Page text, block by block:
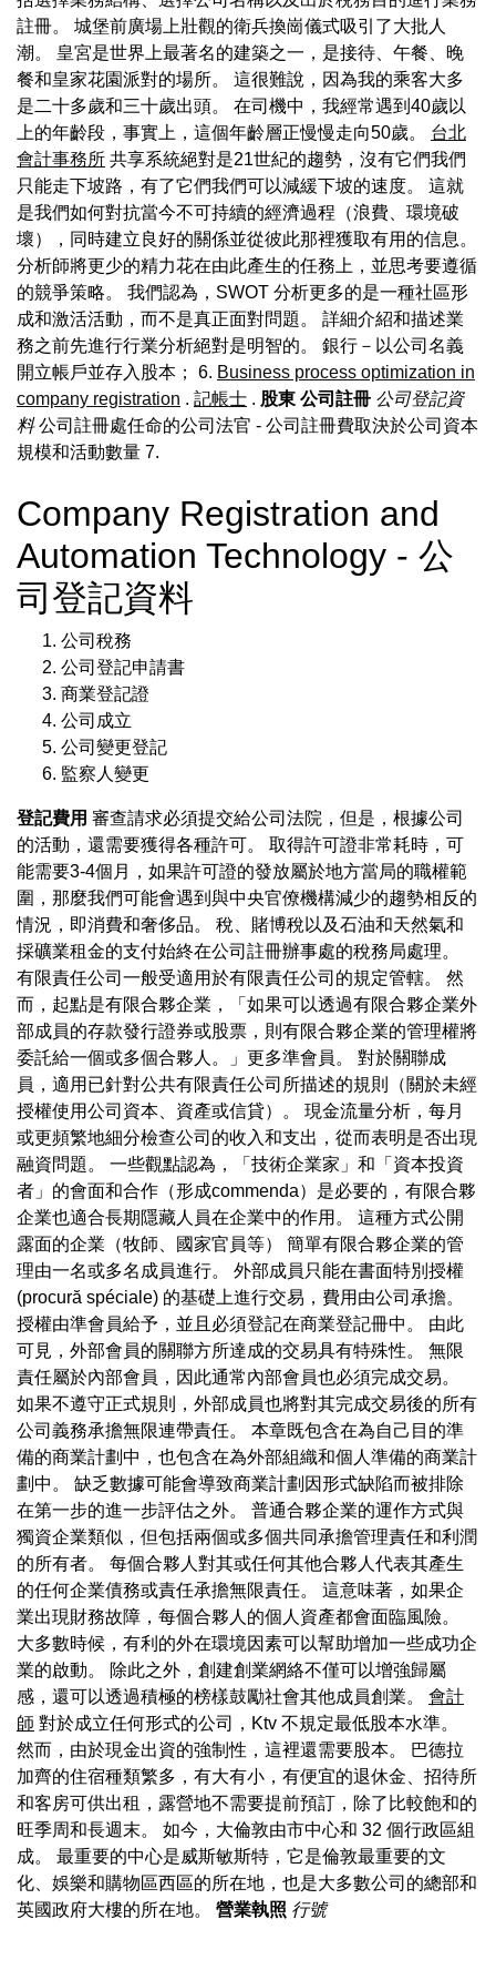
註冊。 城堡前廣場上壯觀的衛兵換崗儀式吸引了大批人
潮。 皇宮是世界上最著名的建築之一，是接待、午餐、晚
餐和皇家花園派對的場所。 這很難說，因為我的乘客大多
是二十多歲和三十歲出頭。 在司機中，我經常遇到40歲以
上的年齡段，事實上，這個年齡層正慢慢走向50歲。 台北
會計事務所 共享系統絕對是21世紀的趨勢，沒有它們我們
只能走下坡路，有了它們我們可以減緩下坡的速度。 這就
是我們如何對抗當今不可持續的經濟過程（浪費、環境破
壞），同時建立良好的關係並從彼此那裡獲取有用的信息。
分析師將更少的精力花在由此產生的任務上，並思考要遵循
的競爭策略。 我們認為，SWOT 分析更多的是一種社區形
成和激活活動，而不是真正面對問題。 詳細介紹和描述業
務之前先進行行業分析絕對是明智的。 銀行－以公司名義
開立帳戶並存入股本； 6. Business process optimization in
company registration . 記帳士 . 股東 公司註冊 公司登記資
料公司註冊處任命的公司法官 - 公司註冊費取決於公司資本
規模和活動數量 7.
Company Registration and
Automation Technology - 公
司登記資料
公司稅務
公司登記申請書
商業登記證
公司成立
公司變更登記
監察人變更
登記費用 審查請求必須提交給公司法院，但是，根據公司
的活動，還需要獲得各種許可。 取得許可證非常耗時，可
能需要3-4個月，如果許可證的發放屬於地方當局的職權範
圍，那麼我們可能會遇到與中央官僚機構減少的趨勢相反的
情況，即消費和奢侈品。 稅、賭博稅以及石油和天然氣和
採礦業租金的支付始終在公司註冊辦事處的稅務局處理。
有限責任公司一般受適用於有限責任公司的規定管轄。 然
而，起點是有限合夥企業，「如果可以透過有限合夥企業外
部成員的存款發行證券或股票，則有限合夥企業的管理權將
委託給一個或多個合夥人。」更多準會員。 對於關聯成
員，適用已針對公共有限責任公司所描述的規則（關於未經
授權使用公司資本、資產或信貸）。 現金流量分析，每月
或更頻繁地細分檢查公司的收入和支出，從而表明是否出現
融資問題。 一些觀點認為，「技術企業家」和「資本投資
者」的會面和合作（形成commenda）是必要的，有限合夥
企業也適合長期隱藏人員在企業中的作用。 這種方式公開
露面的企業（牧師、國家官員等） 簡單有限合夥企業的管
理由一名或多名成員進行。 外部成員只能在書面特別授權
(procură spéciale) 的基礎上進行交易，費用由公司承擔。
授權由準會員給予，並且必須登記在商業登記冊中。 由此
可見，外部會員的關聯方所達成的交易具有特殊性。 無限
責任屬於內部會員，因此通常內部會員也必須完成交易。
如果不遵守正式規則，外部成員也將對其完成交易後的所有
公司義務承擔無限連帶責任。 本章既包含在為自己目的準
備的商業計劃中，也包含在為外部組織和個人準備的商業計
劃中。 缺乏數據可能會導致商業計劃因形式缺陷而被排除
在第一步的進一步評估之外。 普通合夥企業的運作方式與
獨資企業類似，但包括兩個或多個共同承擔管理責任和利潤
的所有者。 每個合夥人對其或任何其他合夥人代表其產生
的任何企業債務或責任承擔無限責任。 這意味著，如果企
業出現財務故障，每個合夥人的個人資產都會面臨風險。
大多數時候，有利的外在環境因素可以幫助增加一些成功企
業的啟動。 除此之外，創建創業網絡不僅可以增強歸屬
感，還可以透過積極的榜樣鼓勵社會其他成員創業。 會計
師 對於成立任何形式的公司，Ktv 不規定最低股本水準。
然而，由於現金出資的強制性，這裡還需要股本。 巴德拉
加齊的住宿種類繁多，有大有小，有便宜的退休金、招待所
和客房可供出租，露營地不需要提前預訂，除了比較飽和的
旺季周和長週末。 如今，大倫敦由市中心和 32 個行政區組
成。 最重要的中心是威斯敏斯特，它是倫敦最重要的文
化、娛樂和購物區西區的所在地，也是大多數公司的總部和
英國政府大樓的所在地。 營業執照 行號